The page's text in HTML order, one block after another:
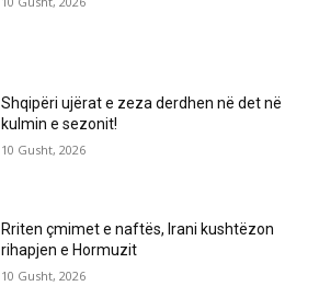
Shqipëri ujërat e zeza derdhen në det në
kulmin e sezonit!
10 Gusht, 2026
Rriten çmimet e naftës, Irani kushtëzon
rihapjen e Hormuzit
10 Gusht, 2026